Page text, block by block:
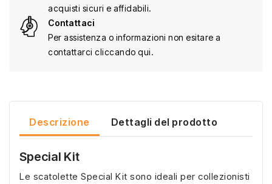
acquisti sicuri e affidabili.
Contattaci
Per assistenza o informazioni non esitare a
contattarci cliccando qui.
Descrizione Dettagli del prodotto
Special Kit
Le scatolette Special Kit sono ideali per collezionisti